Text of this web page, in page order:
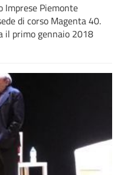
Imprese Piemonte
di corso Magenta 40.
il primo gennaio 2018